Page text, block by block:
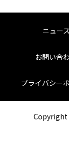
ニュース
お問い合
プライバシー
Copyright